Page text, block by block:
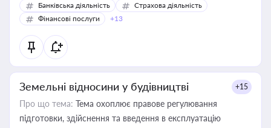
Банківська діяльність
Страхова діяльність
Фінансові послуги
+13
Земельні відносини у будівництві +15
Про що тема: Тема охоплює правове регулювання
підготовки, здійснення та введення в експлуатацію